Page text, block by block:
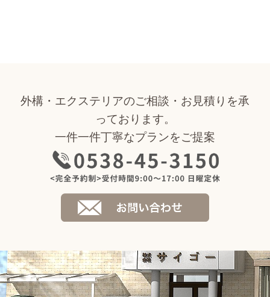
外構・エクステリアのご相談・お見積りを承
っております。
一件一件丁寧なプランをご提案